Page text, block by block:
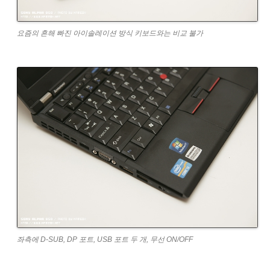
요즘의 흔해 빠진 아이솔레이션 방식 키보드와는 비교 불가
좌측에 D-SUB, DP 포트, USB 포트 두 개, 무선 ON/OFF